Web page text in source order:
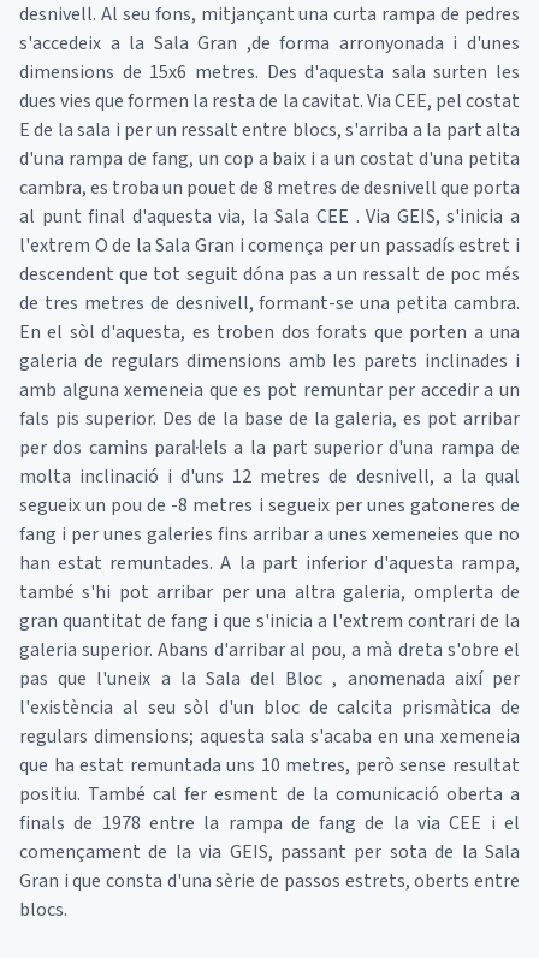
desnivell. Al seu fons, mitjançant una curta rampa de pedres
s'accedeix a la Sala Gran ,de forma arronyonada i d'unes
dimensions de 15x6 metres. Des d'aquesta sala surten les
dues vies que formen la resta de la cavitat. Via CEE, pel costat
E de la sala i per un ressalt entre blocs, s'arriba a la part alta
d'una rampa de fang, un cop a baix i a un costat d'una petita
cambra, es troba un pouet de 8 metres de desnivell que porta
al punt final d'aquesta via, la Sala CEE . Via GEIS, s'inicia a
l'extrem O de la Sala Gran i comença per un passadís estret i
descendent que tot seguit dóna pas a un ressalt de poc més
de tres metres de desnivell, formant-se una petita cambra.
En el sòl d'aquesta, es troben dos forats que porten a una
galeria de regulars dimensions amb les parets inclinades i
amb alguna xemeneia que es pot remuntar per accedir a un
fals pis superior. Des de la base de la galeria, es pot arribar
per dos camins paral·lels a la part superior d'una rampa de
molta inclinació i d'uns 12 metres de desnivell, a la qual
segueix un pou de -8 metres i segueix per unes gatoneres de
fang i per unes galeries fins arribar a unes xemeneies que no
han estat remuntades. A la part inferior d'aquesta rampa,
també s'hi pot arribar per una altra galeria, omplerta de
gran quantitat de fang i que s'inicia a l'extrem contrari de la
galeria superior. Abans d'arribar al pou, a mà dreta s'obre el
pas que l'uneix a la Sala del Bloc , anomenada així per
l'existència al seu sòl d'un bloc de calcita prismàtica de
regulars dimensions; aquesta sala s'acaba en una xemeneia
que ha estat remuntada uns 10 metres, però sense resultat
positiu. També cal fer esment de la comunicació oberta a
finals de 1978 entre la rampa de fang de la via CEE i el
començament de la via GEIS, passant per sota de la Sala
Gran i que consta d'una sèrie de passos estrets, oberts entre
blocs.